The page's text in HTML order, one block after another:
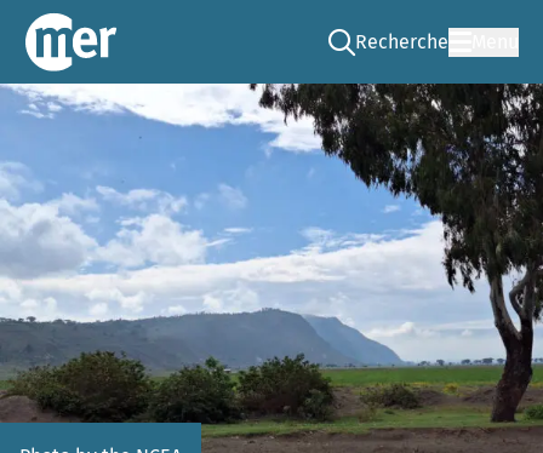
CNEE – FR
Recherche
Go to the search page